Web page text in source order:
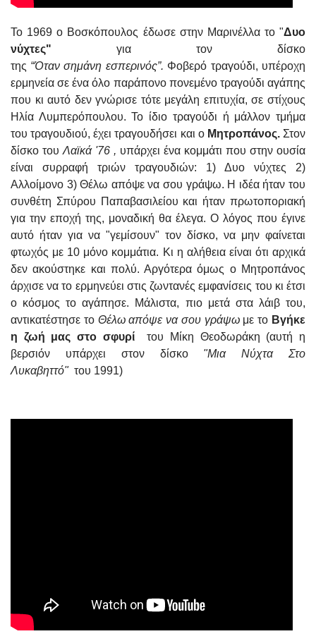
Το 1969 ο Βοσκόπουλος έδωσε στην Μαρινέλλα το "Δυο
νύχτες" για τον δίσκο
της “Όταν σημάνη εσπερινός”. Φοβερό τραγούδι, υπέροχη
ερμηνεία σε ένα όλο παράπονο πονεμένο τραγούδι αγάπης
που κι αυτό δεν γνώρισε τότε μεγάλη επιτυχία, σε στίχους
Ηλία Λυμπερόπουλου. Το ίδιο τραγούδι ή μάλλον τμήμα
του τραγουδιού, έχει τραγουδήσει και οΜητροπάνος.Στον
δίσκο του Λαϊκά '76 , υπάρχει ένα κομμάτι που στην ουσία
είναι συρραφή τριών τραγουδιών: 1) Δυο νύχτες 2)
Αλλοίμονο 3) Θέλω απόψε να σου γράψω. Η ιδέα ήταν του
συνθέτη Σπύρου Παπαβασιλείου και ήταν πρωτοποριακή
για την εποχή της, μοναδική θα έλεγα. Ο λόγος που έγινε
αυτό ήταν για να "γεμίσουν" τον δίσκο, να μην φαίνεται
φτωχός με 10 μόνο κομμάτια. Κι η αλήθεια είναι ότι αρχικά
δεν ακούστηκε και πολύ. Αργότερα όμως ο Μητροπάνος
άρχισε να το ερμηνεύει στις ζωντανές εμφανίσεις του κι έτσι
ο κόσμος το αγάπησε. Μάλιστα, πιο μετά στα λάιβ του,
αντικατέστησε το Θέλω απόψε να σου γράψω με το Βγήκε
η ζωή μας στο σφυρί
του Μίκη Θεοδωράκη (αυτή η
βερσιόν υπάρχει στον δίσκο "Μια Νύχτα Στο
Λυκαβηττό" του 1991)